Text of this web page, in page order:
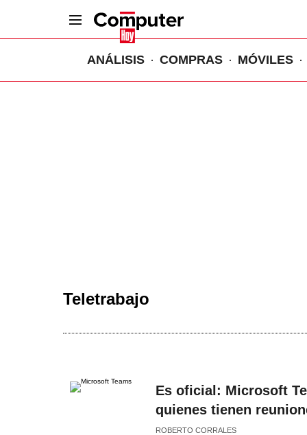
ANÁLISIS COMPRAS MÓVILES
Teletrabajo
Es oficial: Microsoft
quienes tienen
ROBERTO CORRALES